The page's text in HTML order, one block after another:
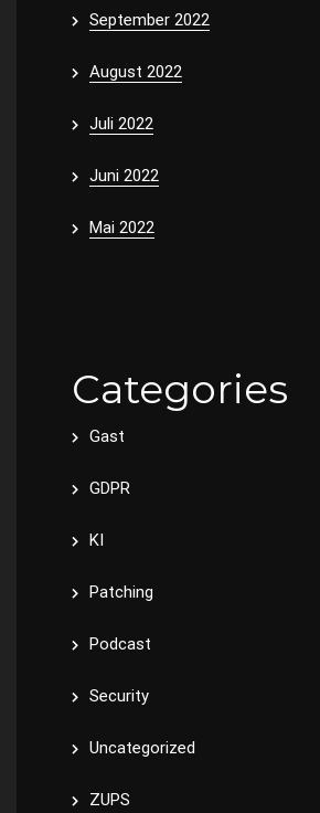
September 2022
August 2022
Juli 2022
Juni 2022
Mai 2022
Categories
Gast
GDPR
KI
Patching
Podcast
Security
Uncategorized
ZUPS